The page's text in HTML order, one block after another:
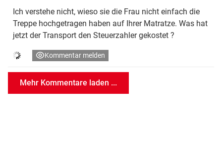
Ich verstehe nicht, wieso sie die Frau nicht einfach die
Treppe hochgetragen haben auf Ihrer Matratze. Was hat
jetzt der Transport den Steuerzahler gekostet ?
Kommentar melden
Mehr Kommentare laden ...